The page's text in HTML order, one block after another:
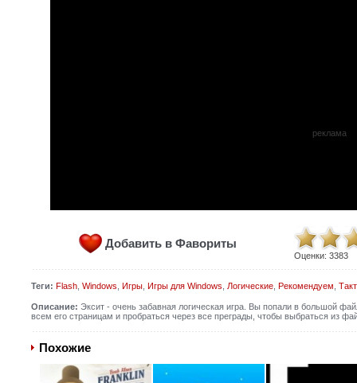
реклама
Добавить в Фавориты
Оценки: 3383
Теги: Flash, Windows Игры, Игры для Windows Логические, Рекомендуем
Описание: Эксит - очень забавная логическая игра. Вы попали в большой
всем его страницам и пробраться через все преграды, чтобы выбраться из
Похожие